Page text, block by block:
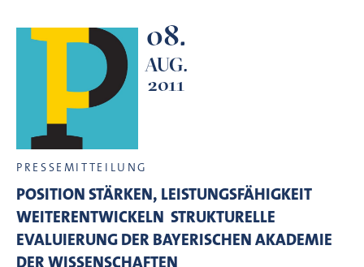
08.
AUG.
2011
PRESSEMITTEILUNG
POSITION STÄRKEN, LEISTUNGSFÄHIGKEIT
WEITERENTWICKELN  STRUKTURELLE
EVALUIERUNG DER BAYERISCHEN AKADEMIE
DER WISSENSCHAFTEN